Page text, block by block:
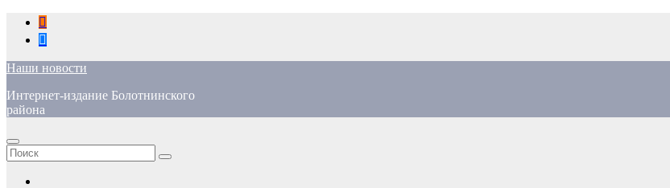
Перейти
содержимому
Наши новости
Интернет-издание Болотнинского
района